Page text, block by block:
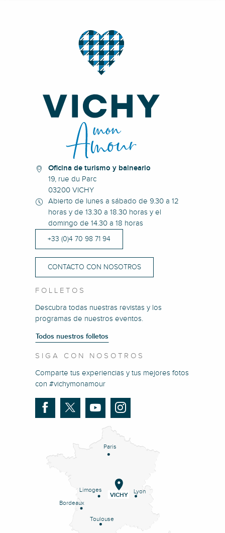
Oficina de turismo y balneario
19, rue du Parc
03200 VICHY
Abierto de lunes a sábado de 9.30 a 12
horas y de 13.30 a 18.30 horas y el
domingo de 14.30 a 18 horas
+33 (0)4 70 98 71 94
CONTACTO CON NOSOTROS
FOLLETOS
Descubra todas nuestras revistas y los
programas de nuestros eventos.
Todos nuestros folletos
SIGA CON NOSOTROS
Comparte tus experiencias y tus mejores fotos
con #vichymonamour
Paris
Lyon
Limoges
Bordeaux
Toulouse
VICHY